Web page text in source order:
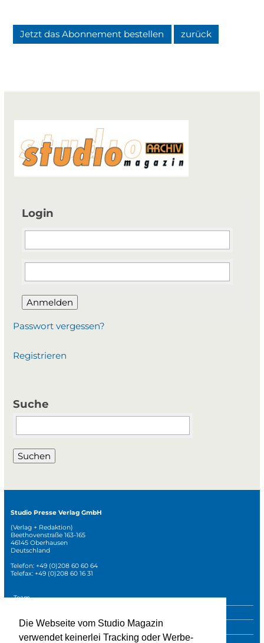
Die Webseite vom Studio Magazin
verwendet keinerlei Tracking oder Werbe-
Jetzt das Abonnement bestellen zurück
Login
Anmelden
Passwort vergessen?
Registrieren
Suche
Suchbegriffe
Suchen
Studio Presse Verlag GmbH
(Verlag + Redaktion)
Beethovenstraße 163-165
46145 Oberhausen
Deutschland
Telefon: +49 (0)208 60 60 64
Telefax: +49 (0)208 60 16 31
Navigation
Team
Sonderpublikationen